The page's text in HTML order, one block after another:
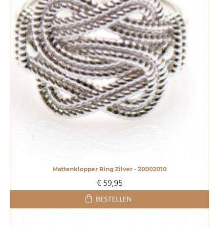
Mattenklopper Ring Zilver - 20002010
€ 59,95
BESTELLEN